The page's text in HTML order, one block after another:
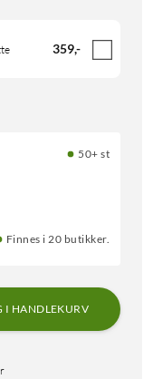
359,-
50+ st
Finnes i 20 butikker.
I HANDLEKURV